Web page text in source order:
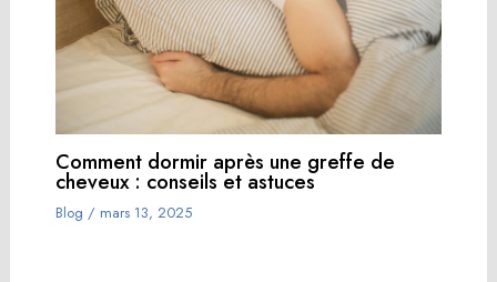
Comment dormir après une greffe de
cheveux : conseils et astuces
Blog / mars 13, 2025